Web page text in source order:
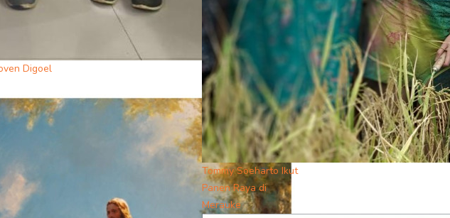
Digoel
Tommy Soeharto Ikut
Panen Raya di
Merauke